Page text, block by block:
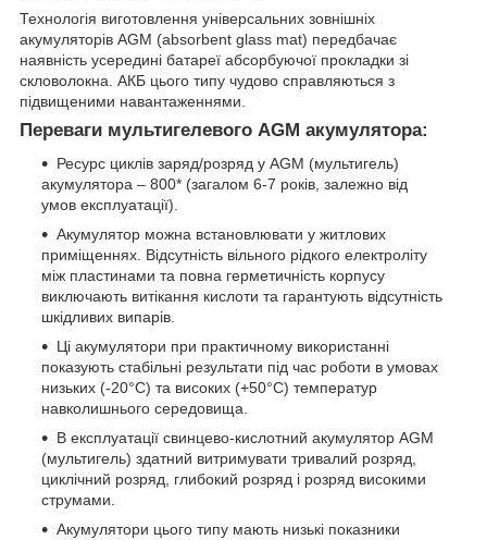
Технологія виготовлення універсальних зовнішніх
акумуляторів AGM (absorbent glass mat) передбачає
наявність усередині батареї абсорбуючої прокладки зі
скловолокна. АКБ цього типу чудово справляються з
підвищеними навантаженнями.
Переваги мультигелевого AGM акумулятора:
Ресурс циклів заряд/розряд у AGM (мультигель)
акумулятора – 800* (загалом 6-7 років, залежно від
умов експлуатації).
Акумулятор можна встановлювати у житлових
приміщеннях. Відсутність вільного рідкого електроліту
між пластинами та повна герметичність корпусу
виключають витікання кислоти та гарантують відсутність
шкідливих випарів.
Ці акумулятори при практичному використанні
показують стабільні результати під час роботи в умовах
низьких (-20°С) та високих (+50°С) температур
навколишнього середовища.
В експлуатації свинцево-кислотний акумулятор AGM
(мультигель) здатний витримувати тривалий розряд,
циклічний розряд, глибокий розряд і розряд високими
струмами.
Акумулятори цього типу мають низькі показники